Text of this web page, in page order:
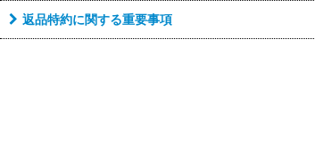
返品特約に関する重要事項